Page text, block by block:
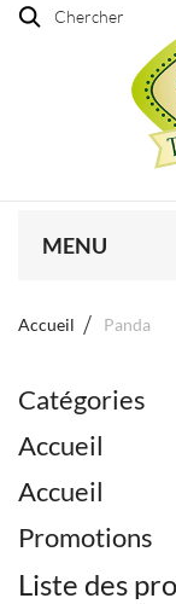
Chercher
MENU
Accueil Panda
Catégories
Accueil
Accueil
Promotions
Liste des